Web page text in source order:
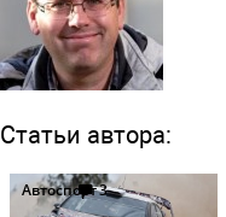
Статьи автора:
Автоспорт3